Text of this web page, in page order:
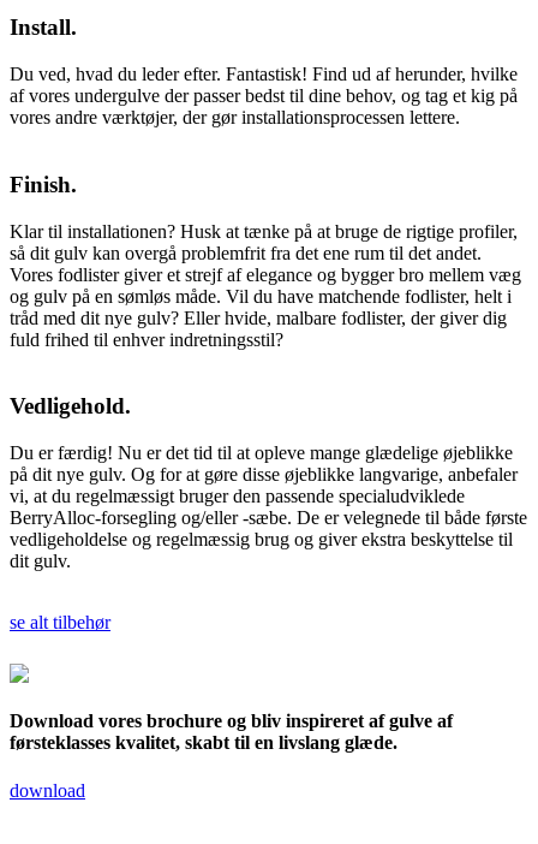
Install.
Du ved, hvad du leder efter. Fantastisk! Find ud af herunder, hvilke
af vores undergulve der passer bedst til dine behov, og tag et kig på
vores andre værktøjer, der gør installationsprocessen lettere.
Finish.
Klar til installationen? Husk at tænke på at bruge de rigtige profiler,
så dit gulv kan overgå problemfrit fra det ene rum til det andet.
Vores fodlister giver et strejf af elegance og bygger bro mellem væg
og gulv på en sømløs måde. Vil du have matchende fodlister, helt i
tråd med dit nye gulv? Eller hvide, malbare fodlister, der giver dig
fuld frihed til enhver indretningsstil?
Vedligehold.
Du er færdig! Nu er det tid til at opleve mange glædelige øjeblikke
på dit nye gulv. Og for at gøre disse øjeblikke langvarige, anbefaler
vi, at du regelmæssigt bruger den passende specialudviklede
BerryAlloc-forsegling og/eller -sæbe. De er velegnede til både første
vedligeholdelse og regelmæssig brug og giver ekstra beskyttelse til
dit gulv.
se alt tilbehør
Download vores brochure og bliv inspireret af gulve af
førsteklasses kvalitet, skabt til en livslang glæde.
download